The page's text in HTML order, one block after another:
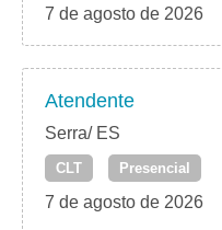
7 de agosto de 2026
Atendente
Serra/ ES
CLT Presencial
7 de agosto de 2026